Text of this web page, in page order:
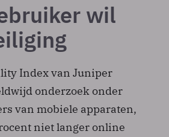
wil
Index van Juniper
onderzoek onder
van mobiele apparaten,
niet langer online